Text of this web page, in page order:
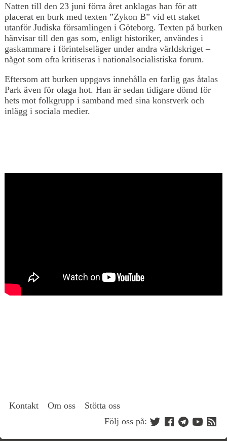
Natten till den 23 juni förra året anklagas han för att
placerat en burk med texten ”Zykon B” vid ett staket
utanför Judiska församlingen i Göteborg. Texten på burken
hänvisar till den gas som, enligt historiker, användes i
gaskammare i förintelseläger under andra världskriget –
något som ofta kritiseras i nationalsocialistiska forum.
Eftersom att burken uppgavs innehålla en farlig gas åtalas
Park även för olaga hot. Han är sedan tidigare dömd för
hets mot folkgrupp i samband med sina konstverk och
inlägg i sociala medier.
Kontakt Om oss
Stötta oss
Följ oss på: